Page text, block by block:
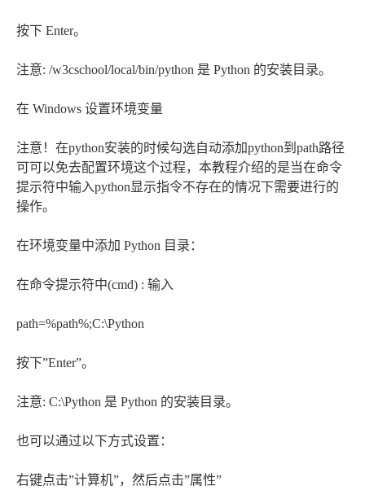
按下 Enter。
注意: /w3cschool/local/bin/python 是 Python 的安装目录。
在 Windows 设置环境变量
注意！在python安装的时候勾选自动添加python到path路径
可可以免去配置环境这个过程，本教程介绍的是当在命令
提示符中输入python显示指令不存在的情况下需要进行的
操作。
在环境变量中添加 Python 目录：
在命令提示符中(cmd) : 输入
path=%path%;C:\Python
按下”Enter”。
注意: C:\Python 是 Python 的安装目录。
也可以通过以下方式设置：
右键点击”计算机”，然后点击”属性”